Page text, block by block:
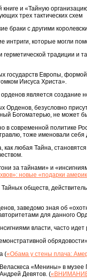
книге и «Тайную
трех тактических схем
браки с другими
интриги, которые могли
традиции и
государств Европы,
Иисуса Христа».
орденов является создание
Орденов, безусловно
Богоматерью, не может
в современной политике
тоже именовали
как любая Тайна,
за тайнами» и
новые «подарки
Тайных обществ,
заведомо зная об
для данного
власти, часто
(«Обама у стены плача:
«Менины» в
Девятов. («ВНИМАНИЕ